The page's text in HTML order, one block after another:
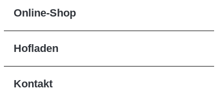
Online-Shop
Hofladen
Kontakt